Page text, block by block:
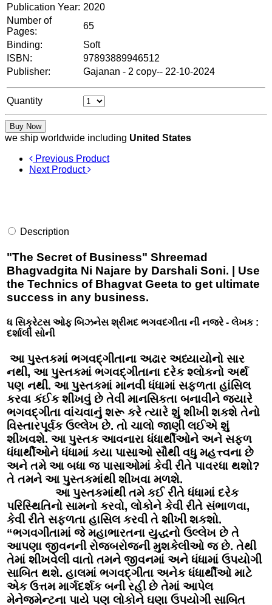
Publication Year: 2020
Number of
Pages:
65
Binding:
Soft
ISBN:
97893889946512
Publisher:
Gajanan - 2 copy-- 22-10-2024
Quantity
Buy Now
we ship worldwide including United States
Previous Product
Next Product
Description
"The Secret of Business" Shreemad
Bhagvadgita Ni Najare by Darshali Soni. | Use
the Technics of Bhagvat Geeta to get ultimate
success in any business.
ધ સિક્રેટસ ઓફ બિઝનેસ શ્રીમદ ભગવદગીતા ની નજરે - લેખક :
દર્શાલી સોની
આ પુસ્તકમાં ભગવદ્ગીતાના અઢાર અધ્યાયોનો સાર
નથી, આ પુસ્તકમાં ભગવદ્ગીતાના દરેક શ્લોકનો અર્થ
પણ નથી. આ પુસ્તકમાં માનવી ધંધામાં સફળતા હાંસિલ
કરવા કંઈક શીખવું છે તેવી માનસિકતા બનાવીને જ્યારે
ભગવદ્ગીતા વાંચવાનું શરૂ કરે ત્યારે શું શીખી શકશે તેનો
વિસ્તારપૂર્વક ઉલ્લેખ છે. તો ચાલો જાણી લઈએ શું
શીખવશે. આ પુસ્તક આવનારા ધંધાર્થીઓને અને સફળ
ધંધાર્થીઓને ધંધામાં કયા પાસાઓ સૌથી વધુ મહત્ત્વના છે
અને તમે આ બધા જ પાસાઓમાં કેવી રીતે પાવરધા થશો?
તે તમને આ પુસ્તકમાંથી શીખવા મળશે.
આ પુસ્તકમાંથી તમે કઈ રીતે ધંધામાં દરેક
પરિસ્થિતિનો સામનો કરવો, લોકોને કેવી રીતે સંભાળવા,
કેવી રીતે સફળતા હાસિલ કરવી તે શીખી શકશો.
“ભગવગીતામાં જે મહાભારતના યુદ્ધનો ઉલ્લેખ છે તે
આપણા જીવનની રોજબરોજની મુશકેલીઓ જ છે. તેથી
તેમાં શીખવેલી વાતો તમને જીવનમાં અને ધંધામાં ઉપયોગી
સાબિત થશે. હાલમાં ભગવદ્ગીતા અનેક ધંધાર્થીઓ માટે
એક ઉત્તમ માર્ગદર્શક બની રહી છે તેમાં આપેલ
મેનેજમેન્ટના પાયે પણ લોકોને ઘણા ઉપયોગી સાબિત